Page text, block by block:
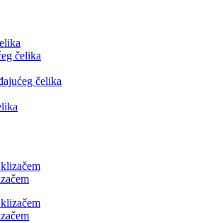
čelika
čelika